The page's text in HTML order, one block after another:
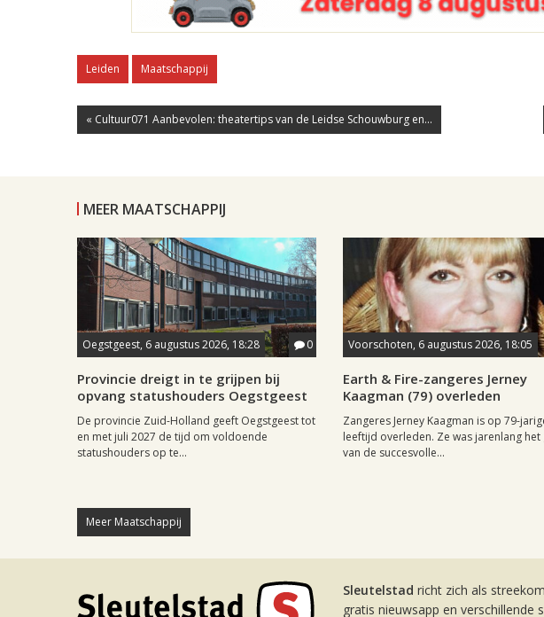
Leiden Maatschappij
« Cultuur071 Aanbevolen: theatertips van de Leidse Schouwburg en...
MEER MAATSCHAPPIJ
Oegstgeest, 6 augustus 2026, 18:28 0
Provincie dreigt in te grijpen bij
opvang statushouders Oegstgeest
De provincie Zuid-Holland geeft Oegstgeest tot
en met juli 2027 de tijd om voldoende
statushouders op te...
Voorschoten, 6 augustus 2026, 18:05
Earth & Fire-zangeres Jerney
Kaagman (79) overleden
Zangeres Jerney Kaagman is op 79-
leeftijd overleden. Ze was jarenlang het
van de succesvolle...
Meer Maatschappij
Sleutelstad richt zich als
gratis nieuwsapp en verschillende